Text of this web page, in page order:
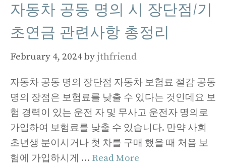
자동차 공동 명의 시 장단점/기
초연금 관련사항 총정리
February 4, 2024by jthfriend
자동차 공동 명의 장단점 자동차 보험료 절감 공동
명의 장점은 보험료를 낮출 수 있다는 것인데요 보
험 경력이 있는 운전 자 및 무사고 운전자 명의로
가입하여 보험료를 낮출 수 있습니다. 만약 사회
초년생 분이시거나 첫 차를 구매 했을 때 처음 보
험에 가입하시게 … Read More